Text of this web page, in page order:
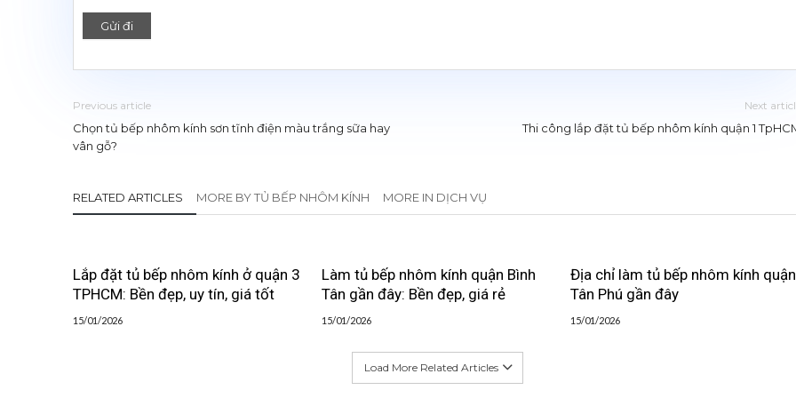
Previous article
Chọn tủ bếp nhôm kính sơn tĩnh điện màu trắng sữa hay
vân gỗ?
Next
Thi công lắp đặt tủ bếp nhôm kính quận 1
RELATED ARTICLES MORE BY TỦ BẾP NHÔM KÍNH MORE IN DỊCH VỤ
Lắp đặt tủ bếp nhôm kính ở quận 3
TPHCM: Bền đẹp, uy tín, giá tốt
15/01/2026
Làm tủ bếp nhôm kính quận Bình
Tân gần đây: Bền đẹp, giá rẻ
15/01/2026
Địa chỉ làm tủ bếp nhôm kính quận
Tân Phú gần đây
15/01/2026
Load More Related Articles